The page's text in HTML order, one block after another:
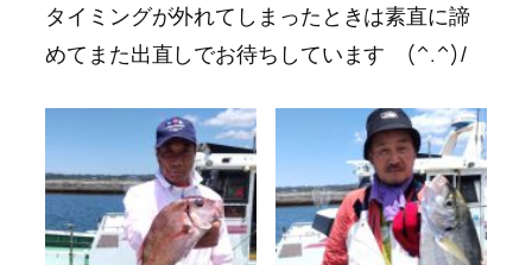
タイミングが外れてしまったときは素直に諦
めてまた出直しでお待ちしています (^.^)/